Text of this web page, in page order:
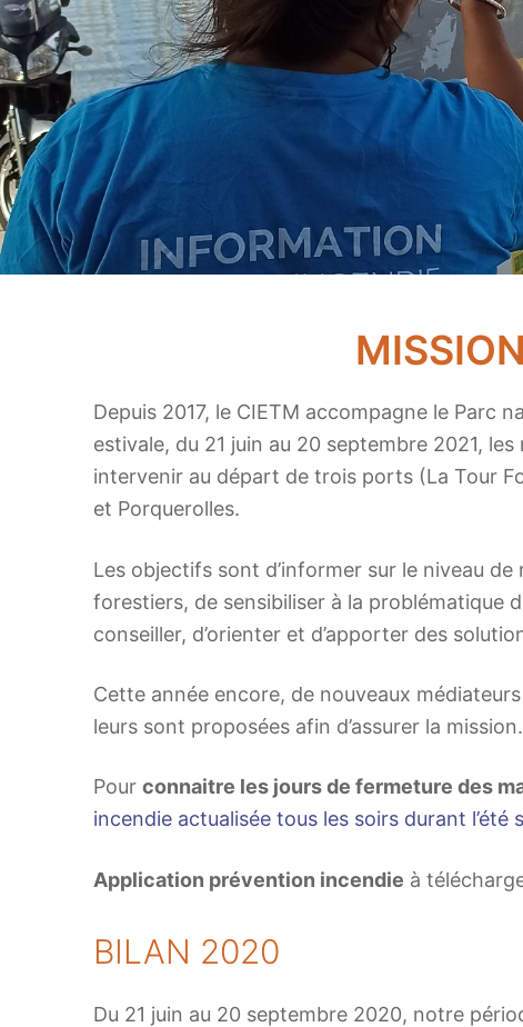
Depuis 2017, le CIETM accompagne le Parc
estivale, du 21 juin au 20 septembre 2021,
intervenir au départ de trois ports (La Tour
et Porquerolles.
Les objectifs sont d’informer sur le niveau
forestiers, de sensibiliser à la problématique
conseiller, d’orienter et d’apporter des
Cette année encore, de nouveaux
leurs sont proposées afin d’assurer la mission.
Pour connaitre les jours de fermeture des
incendie actualisée tous les soirs durant l’été
Application prévention incendie à
BILAN 2020
Du 21 juin au 20 septembre 2020, notre